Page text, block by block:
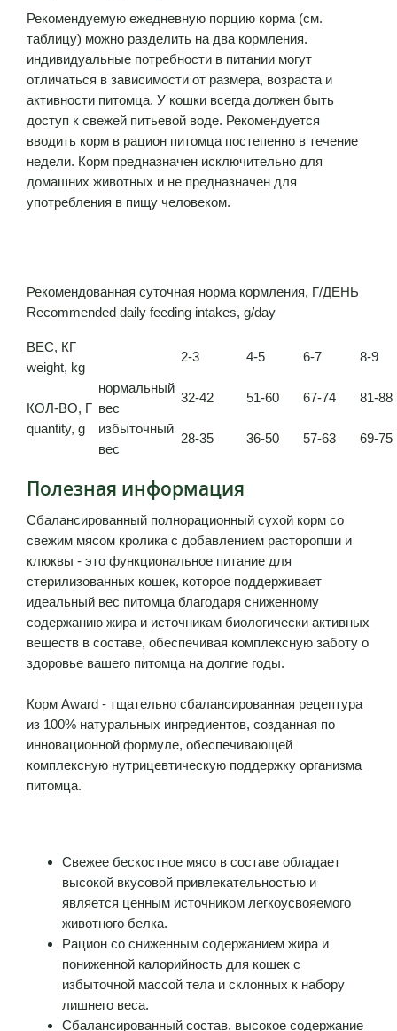
Рекомендуемую ежедневную порцию корма (см.
таблицу) можно разделить на два кормления.
индивидуальные потребности в питании могут
отличаться в зависимости от размера, возраста и
активности питомца. У кошки всегда должен быть
доступ к свежей питьевой воде. Рекомендуется
вводить корм в рацион питомца постепенно в течение
недели. Корм предназначен исключительно для
домашних животных и не предназначен для
употребления в пищу человеком.
Рекомендованная суточная норма кормления, Г/ДЕНЬ
Recommended daily feeding intakes, g/day
ВЕС, КГ
weight, kg
2-3 4-5 6-7 8-9
КОЛ-ВО, Г
quantity, g
нормальный
вес
32-42 51-60 67-74 81-88
избыточный
вес
28-35 36-50 57-63 69-75
Полезная информация
Сбалансированный полнорационный сухой корм со
свежим мясом кролика с добавлением расторопши и
клюквы - это функциональное питание для
стерилизованных кошек, которое поддерживает
идеальный вес питомца благодаря сниженному
содержанию жира и источникам биологически активных
веществ в составе, обеспечивая комплексную заботу о
здоровье вашего питомца на долгие годы.
Корм Award - тщательно сбалансированная рецептура
из 100% натуральных ингредиентов, созданная по
инновационной формуле, обеспечивающей
комплексную нутрицевтическую поддержку организма
питомца.
Свежее бескостное мясо в составе обладает
высокой вкусовой привлекательностью и
является ценным источником легкоусвояемого
животного белка.
Рацион со сниженным содержанием жира и
пониженной калорийность для кошек с
избыточной массой тела и склонных к набору
лишнего веса.
Сбалансированный состав, высокое содержание